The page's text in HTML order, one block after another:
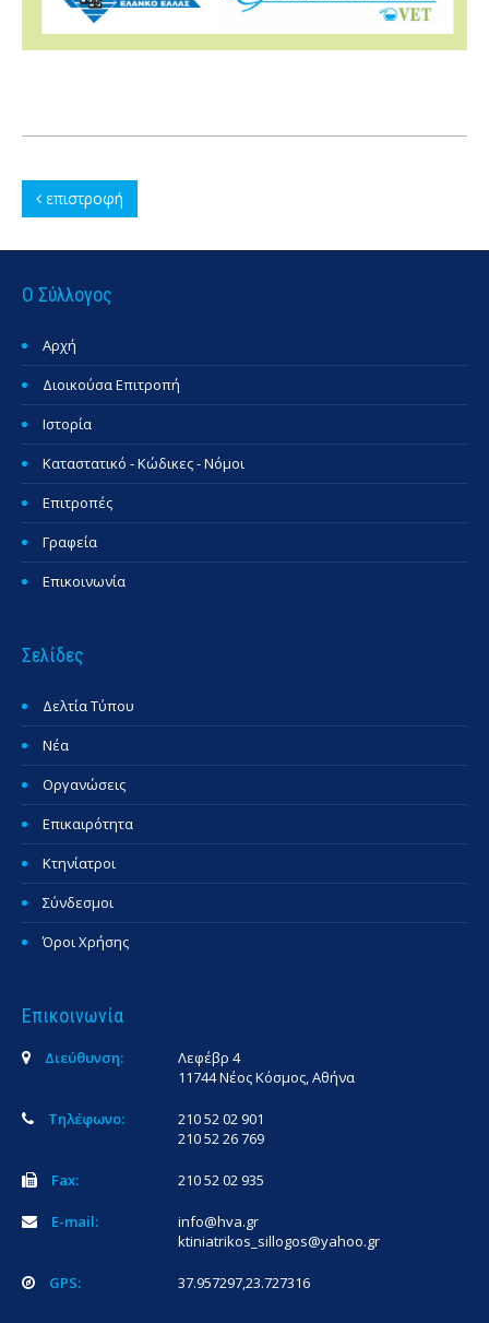
επιστροφή
Ο Σύλλογος
Αρχή
Διοικούσα Επιτροπή
Ιστορία
Καταστατικό - Κώδικες - Νόμοι
Επιτροπές
Γραφεία
Επικοινωνία
Σελίδες
Δελτία Τύπου
Νέα
Οργανώσεις
Επικαιρότητα
Κτηνίατροι
Σύνδεσμοι
Όροι Χρήσης
Επικοινωνία
Διεύθυνση:
Λεφέβρ 4
11744 Νέος Κόσμος, Αθήνα
Τηλέφωνο:
210 52 02 901
210 52 26 769
Fax: 210 52 02 935
E-mail:
info@hva.gr
ktiniatrikos_sillogos@yahoo.gr
GPS: 37.957297,23.727316